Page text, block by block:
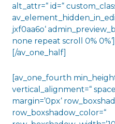
alt_attr=“ id=“
jxf0aa6o‘
none repeat scroll 0%
[/av_one_half]
[av_one_fourth
vertical_alignment=“
margin=’0px‘
row_boxshadow_color=“